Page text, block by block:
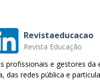
Revistaeducacao
Revista Educação
profissionais e gestores da
das redes pública e